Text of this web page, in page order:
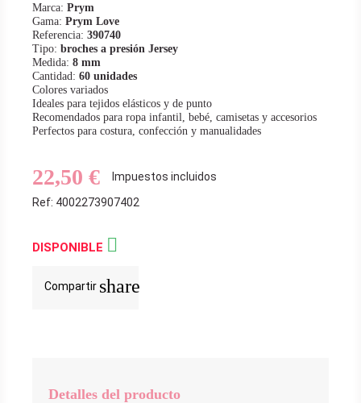
Marca: Prym
Gama: Prym Love
Referencia: 390740
Tipo: broches a presión Jersey
Medida: 8 mm
Cantidad: 60 unidades
Colores variados
Ideales para tejidos elásticos y de punto
Recomendados para ropa infantil, bebé, camisetas y accesorios
Perfectos para costura, confección y manualidades
22,50 €
Impuestos incluidos
Ref: 4002273907402
DISPONIBLE 
Compartir share
Detalles del producto